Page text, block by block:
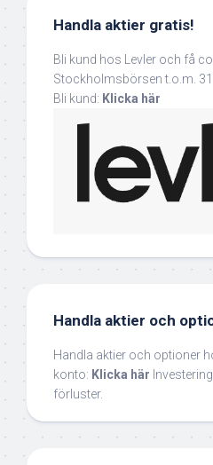
Handla aktier gratis!
Bli kund hos Levler och få
Stockholmsbörsen t.o.m.
Bli kund: Klicka här
Handla aktier och
Handla aktier och optioner
konto: Klicka här
förluster.